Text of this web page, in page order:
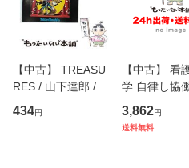
【中古】 TREASU
RES / 山下達郎 /
イーストウエス
ト・ジャパン [CD]
434円
【中古】 看
学 自律し協
専門職の看護
ジメントスキ
3,862円
送料無料